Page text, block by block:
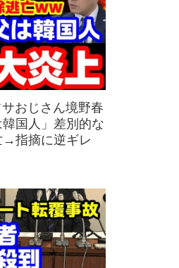
サおじさん境野春
国人」差別的な
→指摘に逆ギレ